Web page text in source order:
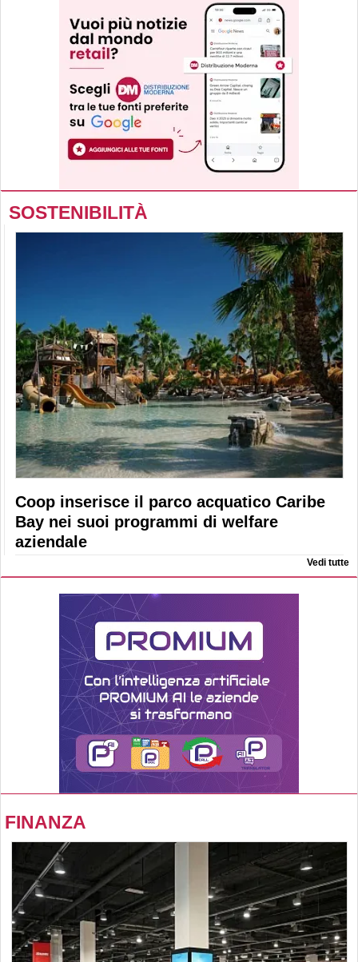
SOSTENIBILITÀ
Coop inserisce il parco acquatico Caribe
Bay nei suoi programmi di welfare
aziendale
Vedi tutte
FINANZA